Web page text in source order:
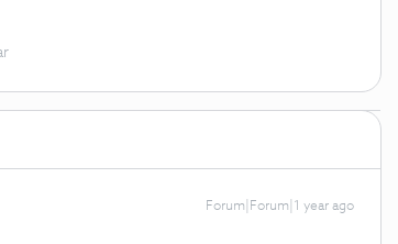
Forum|Forum|1 year ago